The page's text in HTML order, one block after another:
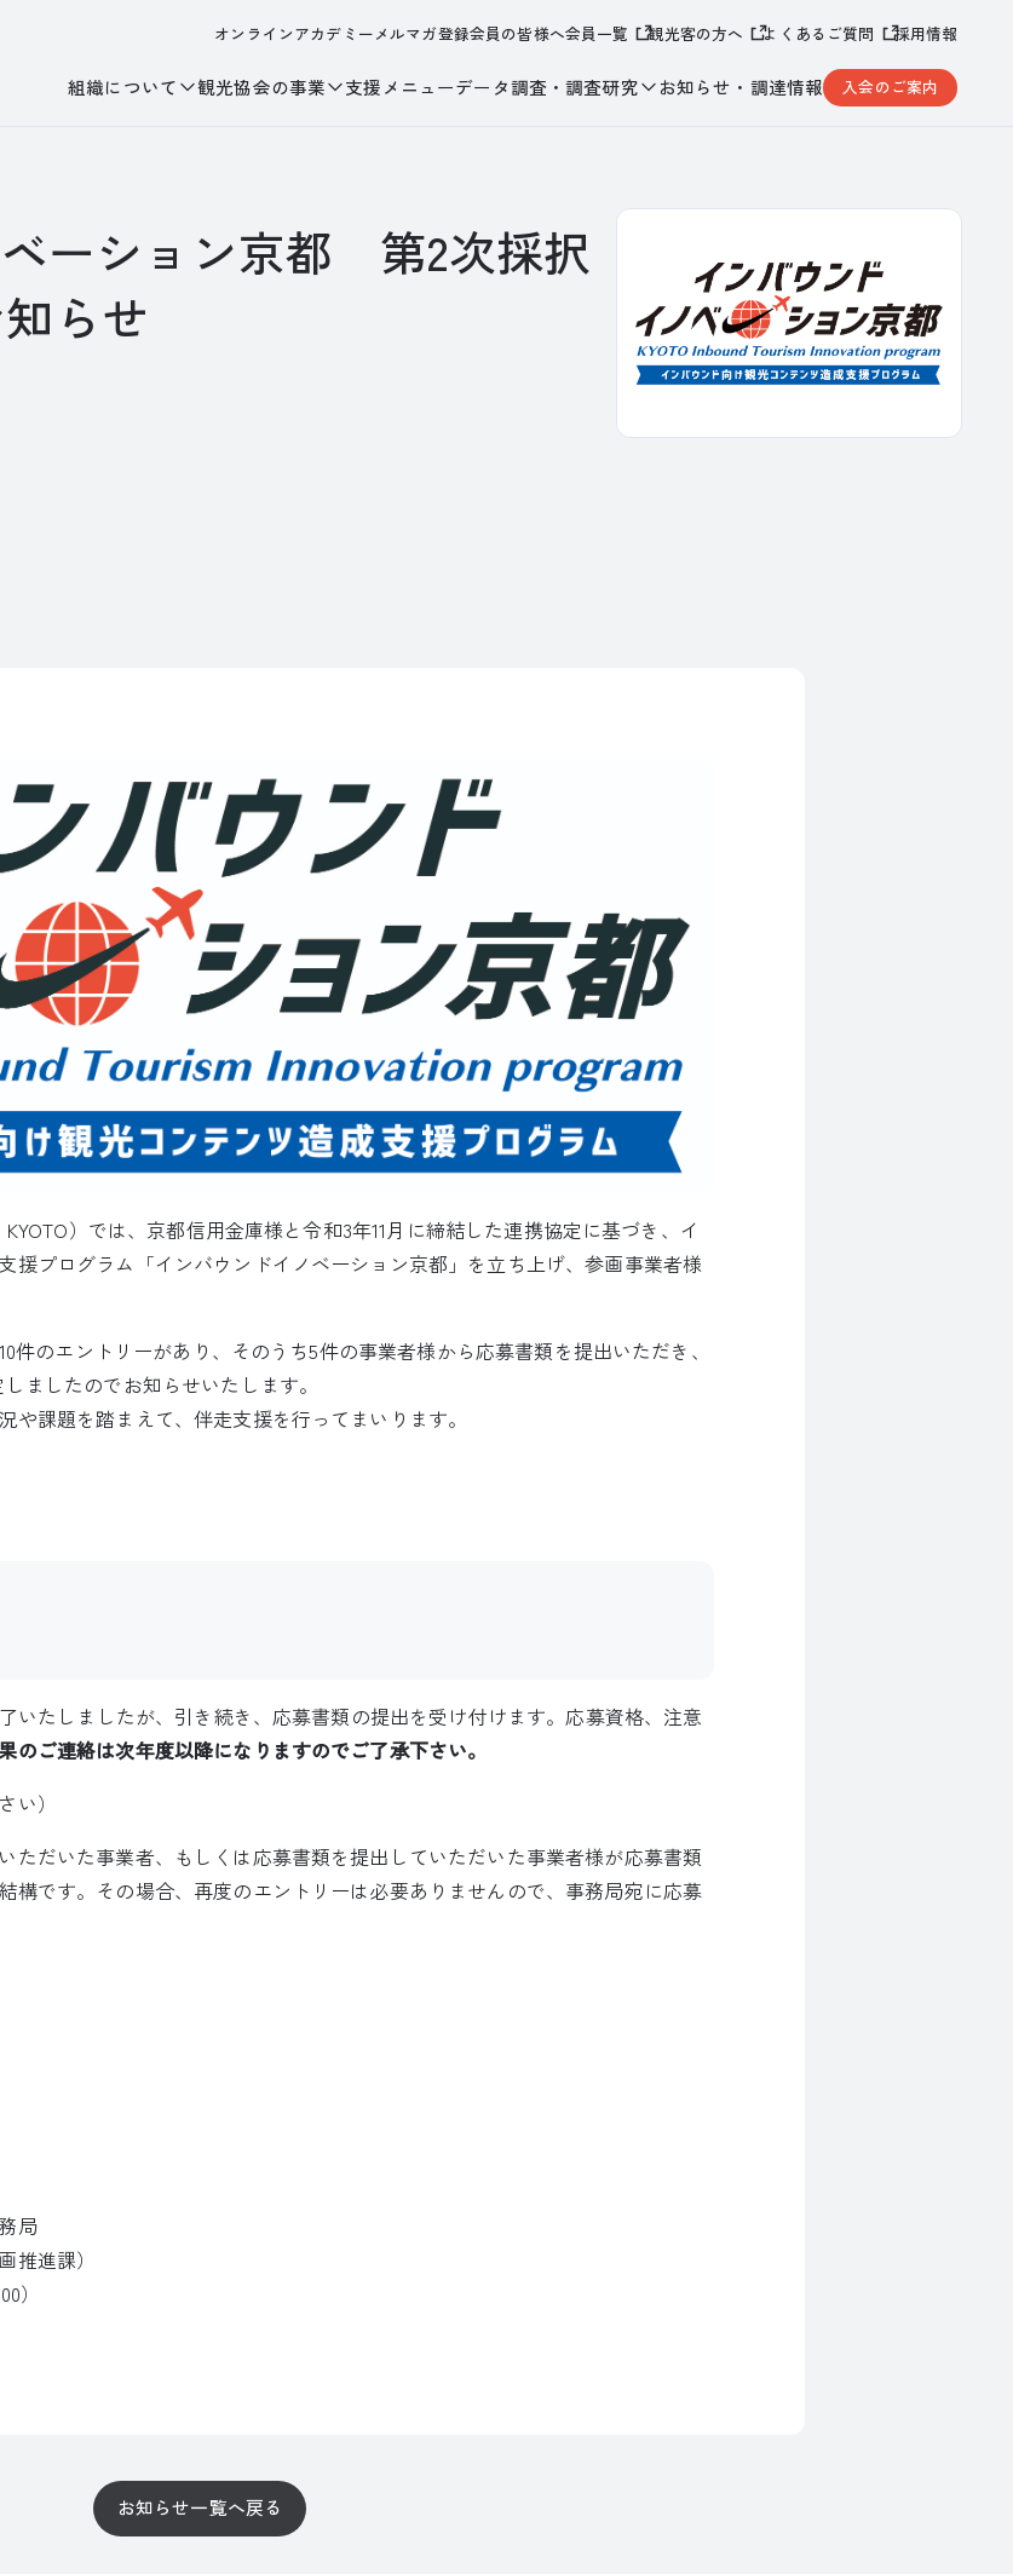
オンラインアカデミーメルマガ登録会員の皆様へ会員一覧 観光客の方へ よくあるご質問 採用情報
組織について 観光協会の事業 支援メニューデータ調査・調査研究 お知らせ・調達情報 入会のご案内
ーション京都 第2次採択
らせ
）では、京都信用金庫様と令和3年11月に締結した連携協定に基づき、イ
援プログラム「インバウンドイノベーション京都」を立ち上げ、参画事業者様
件のエントリーがあり、そのうち5件の事業者様から応募書類を提出いただき、
ましたのでお知らせいたします。
や課題を踏まえて、伴走支援を行ってまいります。
いたしましたが、引き続き、応募書類の提出を受け付けます。応募資格、注意
のご連絡は次年度以降になりますのでご了承下さい。
い）
ただいた事業者、もしくは応募書類を提出していただいた事業者様が応募書類
構です。その場合、再度のエントリーは必要ありませんので、事務局宛に応募
局
推進課）
）
お知らせ一覧へ戻る